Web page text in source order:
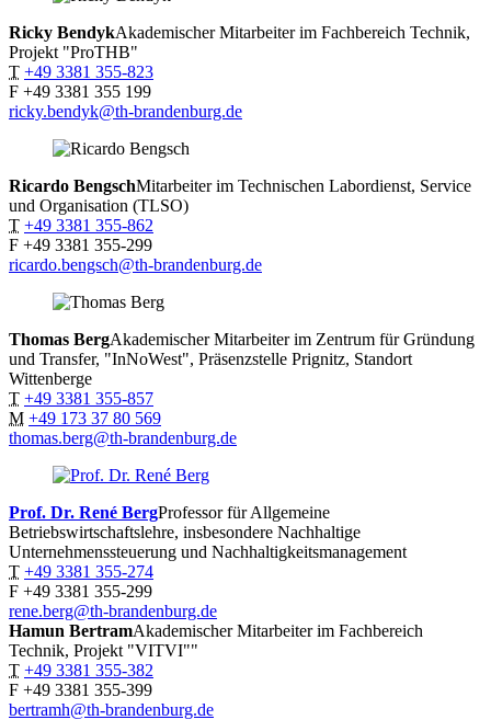
Ricky BendykAkademischer Mitarbeiter im Fachbereich Technik,
Projekt "ProTHB"
T +49 3381 355-823
F +49 3381 355 199
ricky.bendyk@th-brandenburg.de
Ricardo BengschMitarbeiter im Technischen Labordienst, Service
und Organisation (TLSO)
T +49 3381 355-862
F +49 3381 355-299
ricardo.bengsch@th-brandenburg.de
Thomas BergAkademischer Mitarbeiter im Zentrum für Gründung
und Transfer, "InNoWest", Präsenzstelle Prignitz, Standort
Wittenberge
T +49 3381 355-857
M +49 173 37 80 569
thomas.berg@th-brandenburg.de
Prof. Dr. René BergProfessor für Allgemeine
Betriebswirtschaftslehre, insbesondere Nachhaltige
Unternehmenssteuerung und Nachhaltigkeitsmanagement
T +49 3381 355-274
F +49 3381 355-299
rene.berg@th-brandenburg.de
Hamun BertramAkademischer Mitarbeiter im Fachbereich
Technik, Projekt "VITVI""
T +49 3381 355-382
F +49 3381 355-399
bertramh@th-brandenburg.de